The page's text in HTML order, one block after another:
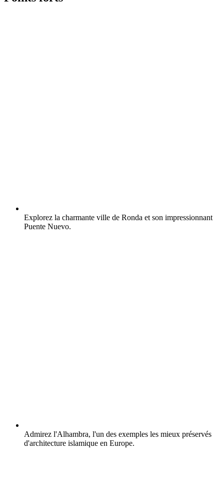
Explorez la charmante ville de Ronda et son impressionnant
Puente Nuevo.
Admirez l'Alhambra, l'un des exemples les mieux préservés
d'architecture islamique en Europe.